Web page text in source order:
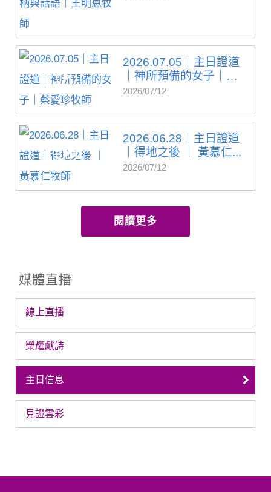
2026.07.05｜主日證道
｜神所預備的女子｜
蔡...
2026/07/12
2026.06.28｜主日證道
｜得地之後 ｜ 黃慕仁...
2026/07/12
閱讀更多
媒體直播
線上直播
榮耀獻詩
主日信息
見證雲彩